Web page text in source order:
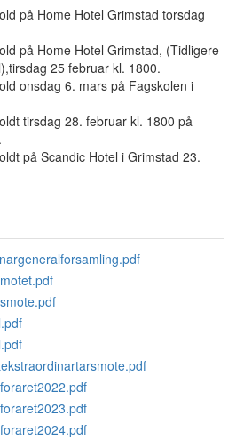
på Home Hotel Grimstad torsdag
på Home Hotel Grimstad, (Tidligere
25 februar kl. 1800.
onsdag 6. mars på Fagskolen i
tirsdag 28. februar kl. 1800 på
på Scandic Hotel i Grimstad 23.